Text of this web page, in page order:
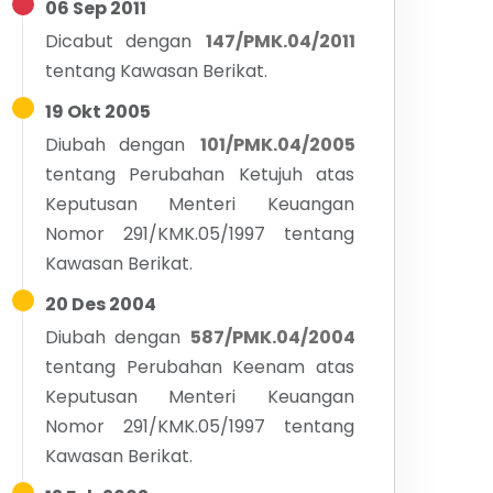
06 Sep 2011
Dicabut dengan 147/PMK.04/2011
tentang Kawasan Berikat.
19 Okt 2005
Diubah dengan
101/PMK.04/2005
tentang Perubahan Ketujuh atas
Keputusan Menteri Keuangan
Nomor 291/KMK.05/1997 tentang
Kawasan Berikat.
20 Des 2004
Diubah dengan 587/PMK.04/2004
tentang Perubahan Keenam atas
Keputusan Menteri Keuangan
Nomor 291/KMK.05/1997 tentang
Kawasan Berikat.